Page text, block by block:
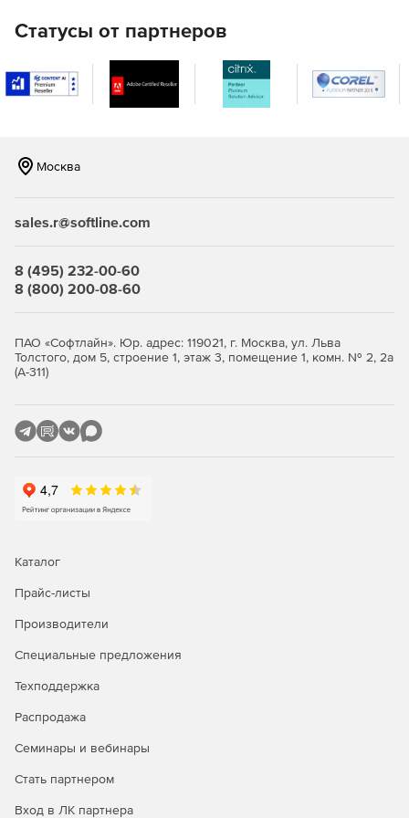
числе с поддержкой PAE, netbook и новейших
процессоров Intel).
Обновленные драйвера Intel, NVIDIA и AMD с
Mesa 7.11.
помощью Bumblebee (не включена на DVD, но может
быть установлена из основного репозитория Main).
KnetworkManager 0.9.
Исправленный и улучшенный инструментарий для
Поддержка LSB.
Mozilla Firefox 10 LTS.
Статусы от партнеров
Москва
sales.r@softline.com
8 (495) 232-00-60
8 (800) 200-08-60
ПАО «Софтлайн». Юр. адрес: 119021, г. Москва, ул. Льва
Толстого, дом 5, строение 1, этаж 3, помещение 1, комн. № 2, 2а
(А-311)
Каталог
Прайс-листы
Производители
Специальные предложения
Техподдержка
Распродажа
Семинары и вебинары
Стать партнером
Вход в ЛК партнера